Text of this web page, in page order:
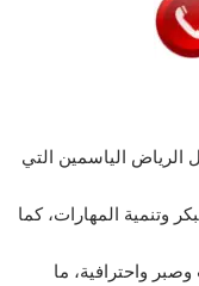
الياسمين التي
وتنمية المهارات، كما
واحترافية، ما